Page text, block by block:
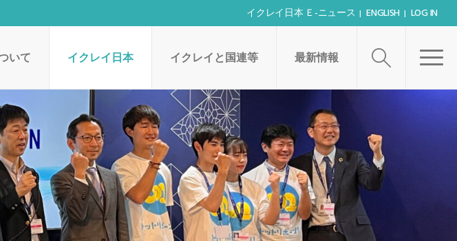
イクレイ日本 Ｅ-ニュース ENGLISH LOG IN
いて イクレイ日本 イクレイと国連等 最新情報